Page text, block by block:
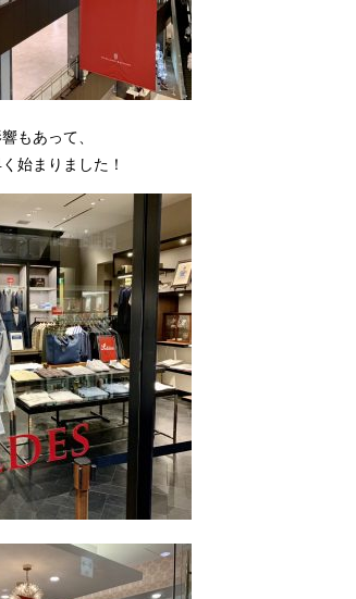
もあって、
始まりました！